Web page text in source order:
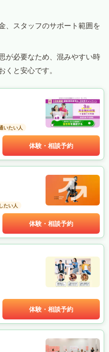
、スタッフのサポート範囲を
が必要なため、混みやすい時
くと安心です。
いたい人
体験・相談予約
たい人
体験・相談予約
体験・相談予約